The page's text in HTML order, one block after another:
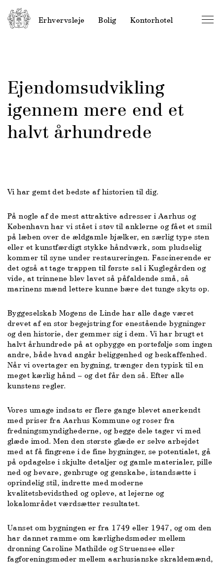
Ejendomsudvikling
igennem mere end et
halvt århundrede
Vi har gemt det bedste af historien til dig.
På nogle af de mest attraktive adresser i Aarhus og
København har vi stået i støv til anklerne og fået et smil
på læben over de ældgamle bjælker, en særlig type sten
eller et kunstfærdigt stykke håndværk, som pludselig
kommer til syne under restaureringen. Fascinerende er
det også at tage trappen til første sal i Kuglegården og
vide, at trinnene blev lavet så påfaldende små, så
marinens mænd lettere kunne bære det tunge skyts op.
Byggeselskab Mogens de Linde har alle dage været
drevet af en stor begejstring for enestående bygninger
og den historie, der gemmer sig i dem. Vi har brugt et
halvt århundrede på at opbygge en portefølje som ingen
andre, både hvad angår beliggenhed og beskaffenhed.
Når vi overtager en bygning, trænger den typisk til en
meget kærlig hånd – og det får den så. Efter alle
kunstens regler.
Vores umage indsats er flere gange blevet anerkendt
med priser fra Aarhus Kommune og roser fra
fredningsmyndighederne, og begge dele tager vi med
glæde imod. Men den største glæde er selve arbejdet
med at få fingrene i de fine bygninger, se potentialet, gå
på opdagelse i skjulte detaljer og gamle materialer, pille
ned og bevare, genbruge og genskabe, istandsætte i
oprindelig stil, indrette med moderne
kvalitetsbevidsthed og opleve, at lejerne og
lokalområdet værdsætter resultatet.
Uanset om bygningen er fra 1749 eller 1947, og om den
har dannet ramme om kærlighedsmøder mellem
dronning Caroline Mathilde og Struensee eller
fagforeningsmøder mellem aarhusianske skraldemænd,
Erhvervsleje Bolig Kontorhotel